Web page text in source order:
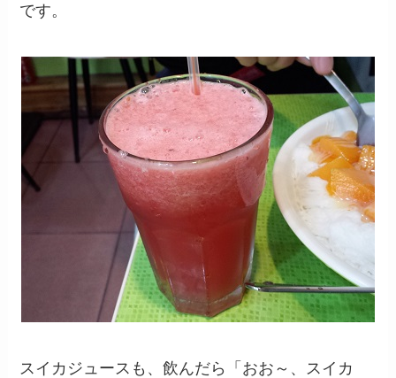
です。
スイカジュースも、飲んだら「おお～、スイカ